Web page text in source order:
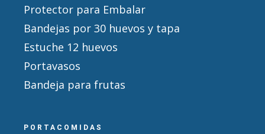
Protector para Embalar
Bandejas por 30 huevos y tapa
Estuche 12 huevos
Portavasos
Bandeja para frutas
PORTACOMIDAS